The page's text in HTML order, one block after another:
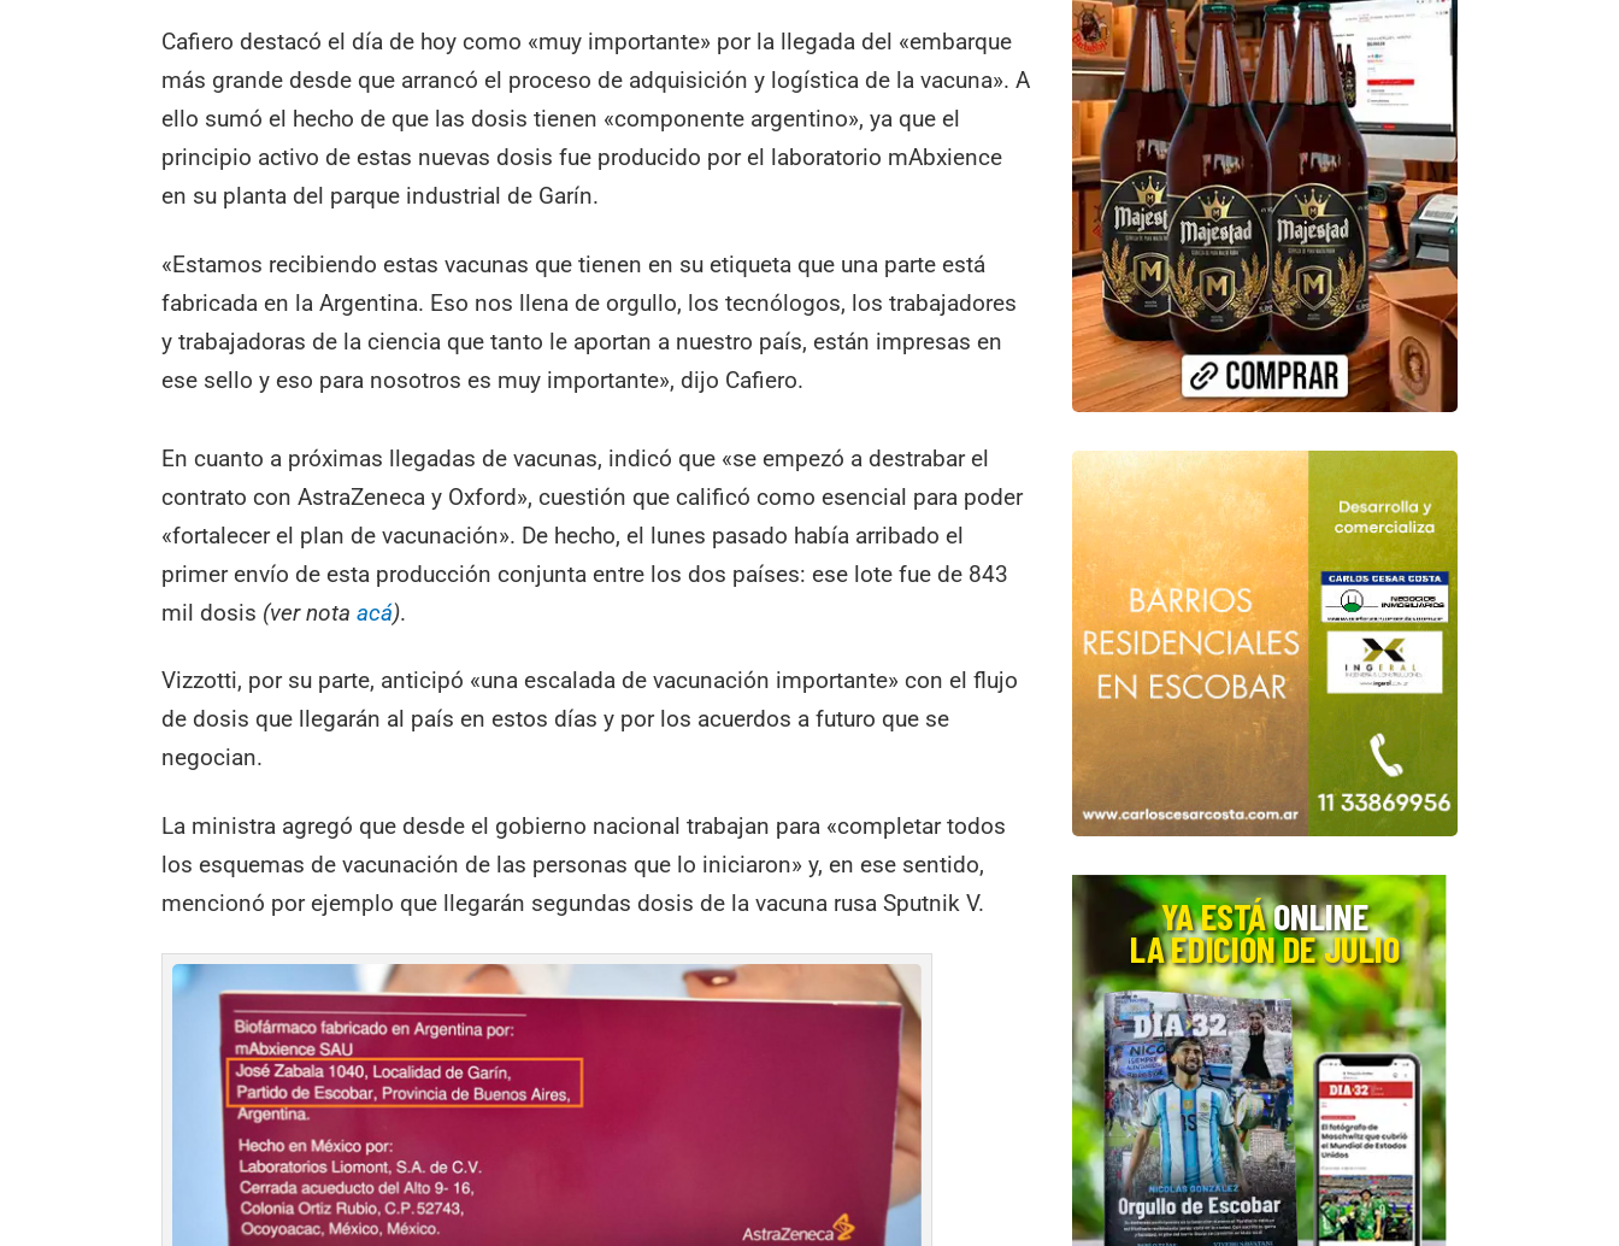
Cafiero destacó el día de hoy como «muy importante» por la llegada del «embarque
más grande desde que arrancó el proceso de adquisición y logística de la vacuna». A
ello sumó el hecho de que las dosis tienen «componente argentino», ya que el
principio activo de estas nuevas dosis fue producido por el laboratorio mAbxience
en su planta del parque industrial de Garín.
«Estamos recibiendo estas vacunas que tienen en su etiqueta que una parte está
fabricada en la Argentina. Eso nos llena de orgullo, los tecnólogos, los trabajadores
y trabajadoras de la ciencia que tanto le aportan a nuestro país, están impresas en
ese sello y eso para nosotros es muy importante», dijo Cafiero.
En cuanto a próximas llegadas de vacunas, indicó que «se empezó a destrabar el
contrato con AstraZeneca y Oxford», cuestión que calificó como esencial para poder
«fortalecer el plan de vacunación». De hecho, el lunes pasado había arribado el
primer envío de esta producción conjunta entre los dos países: ese lote fue de 843
mil dosis (ver notaacá).
Vizzotti, por su parte, anticipó «una escalada de vacunación importante» con el flujo
de dosis que llegarán al país en estos días y por los acuerdos a futuro que se
negocian.
La ministra agregó que desde el gobierno nacional trabajan para «completar todos
los esquemas de vacunación de las personas que lo iniciaron» y, en ese sentido,
mencionó por ejemplo que llegarán segundas dosis de la vacuna rusa Sputnik V.